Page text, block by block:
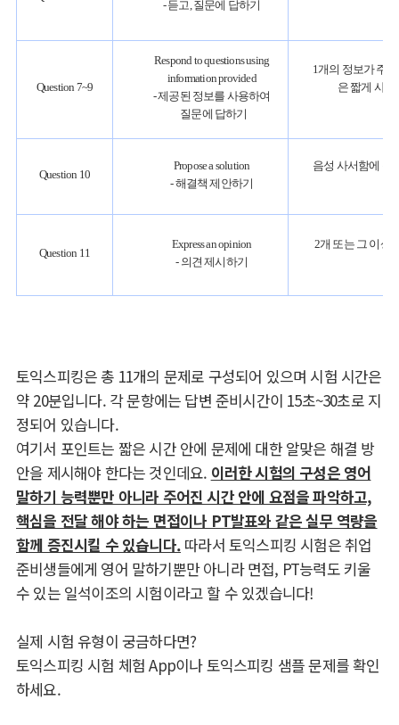
- 듣고, 질문에 답하기
Question 7~9
Respond to questions using
information provided
- 제공된 정보를 사용하여
질문에 답하기
1개의 정보가 주
은 짧게 사
Question 10
Propose a solution
- 해결책 제안하기
음성 사서함에 녹
Question 11
Express an opinion
- 의견 제시하기
2개 또는 그 이상
토익스피킹은 총 11개의 문제로 구성되어 있으며 시험 시간은
약 20분입니다. 각 문항에는 답변 준비시간이 15초~30초로 지
정되어 있습니다.
여기서 포인트는 짧은 시간 안에 문제에 대한 알맞은 해결 방
안을 제시해야 한다는 것인데요. 이러한 시험의 구성은 영어
말하기 능력뿐만 아니라 주어진 시간 안에 요점을 파악하고,
핵심을 전달 해야 하는 면접이나 PT발표와 같은 실무 역량을
함께 증진시킬 수 있습니다. 따라서 토익스피킹 시험은 취업
준비생들에게 영어 말하기뿐만 아니라 면접, PT능력도 키울
수 있는 일석이조의 시험이라고 할 수 있겠습니다!
실제 시험 유형이 궁금하다면?
토익스피킹 시험 체험 App이나 토익스피킹 샘플 문제를 확인
하세요.